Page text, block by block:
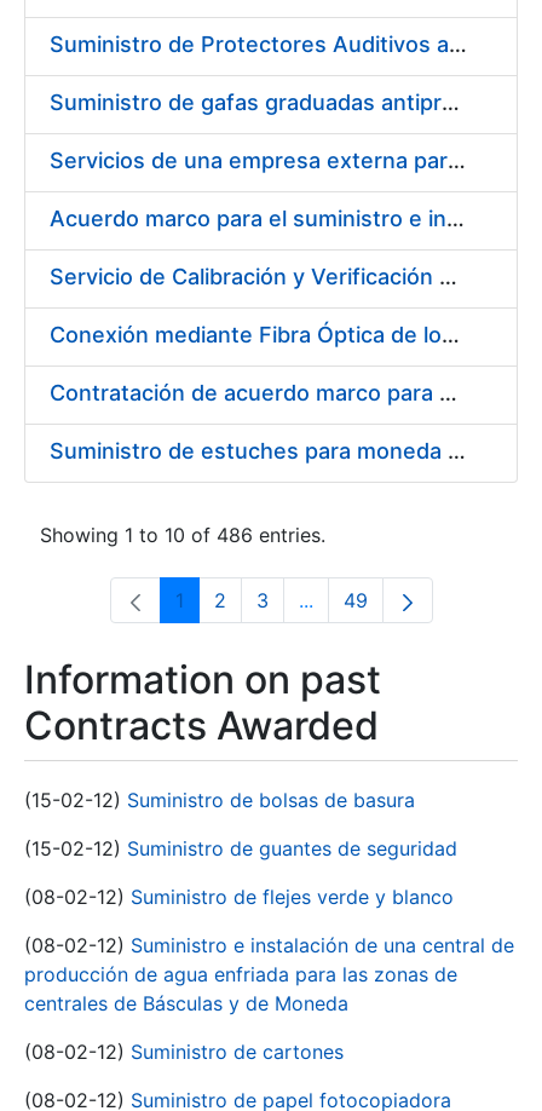
Suministro de Protectores Auditivos a medida para las personas trabajadoras de los Centros de Trabajo de Madrid y Burgos
Suministro de gafas graduadas antiproyecciones para los trabajadores de la FNMT-RCM en los centros de trabajo de Madrid y Burgos
Servicios de una empresa externa para el asesoramiento y resolución de los recursos de alzada que se presentan relacionados con procesos de selección para la FNMT-RCM
Acuerdo marco para el suministro e instalación de persianas, estores y otros complementos
Servicio de Calibración y Verificación Externa de los Equipos de Medición del Servicio de Prevención de la FNMT-RCM
Conexión mediante Fibra Óptica de los Centros de Proceso de Datos (CPDs) de las sedes de la FNMT-RCM de Burgos y Madrid
Contratación de acuerdo marco para el Suministro de Material de Electricidad para la Fábrica Nacional de Moneda y Timbre-Real Casa de la Moneda en su centro de trabajo de Burgos
Suministro de estuches para moneda de 30 €
Showing 1 to 10 of 486 entries.
Page
1 Page
2 Page
3 ...Intermediate Pages Use
Page
49
Information on past
Contracts Awarded
(15-02-12) Suministro de bolsas de basura
(15-02-12) Suministro de guantes de seguridad
(08-02-12) Suministro de flejes verde y blanco
(08-02-12) Suministro e instalación de una central de
producción de agua enfriada para las zonas de
centrales de Básculas y de Moneda
(08-02-12) Suministro de cartones
(08-02-12) Suministro de papel fotocopiadora